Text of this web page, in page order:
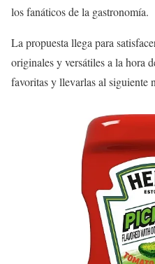
los fanáticos de la gastronomía.
La propuesta llega para
originales y versátiles a la hora
favoritas y llevarlas al siguiente